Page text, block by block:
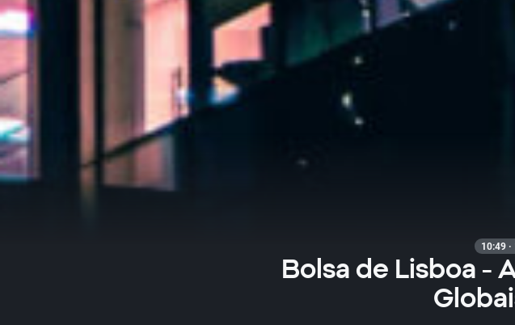
10:49
Bolsa de Lisboa -